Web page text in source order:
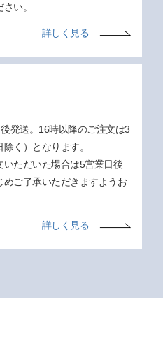
い。
詳しく見る
発送。16時以降のご注文は3
く）となります。
ただいた場合は5営業日後
ご了承いただきますようお
詳しく見る